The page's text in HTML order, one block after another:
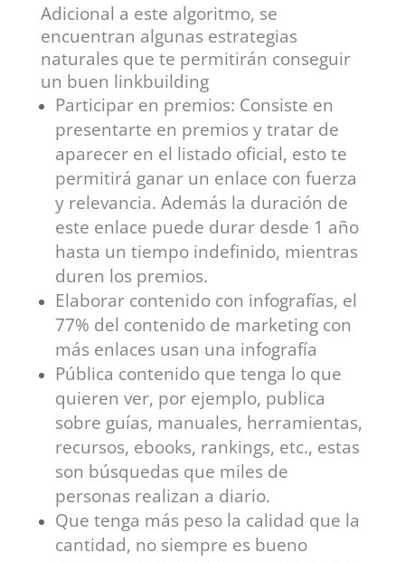
Adicional a este algoritmo, se
encuentran algunas estrategias
naturales que te permitirán conseguir
un buen linkbuilding
Participar en premios: Consiste en
presentarte en premios y tratar de
aparecer en el listado oficial, esto te
permitirá ganar un enlace con fuerza
y relevancia. Además la duración de
este enlace puede durar desde 1 año
hasta un tiempo indefinido, mientras
duren los premios.
Elaborar contenido con infografías, el
77% del contenido de marketing con
más enlaces usan una infografía
Pública contenido que tenga lo que
quieren ver, por ejemplo, publica
sobre guías, manuales, herramientas,
recursos, ebooks, rankings, etc., estas
son búsquedas que miles de
personas realizan a diario.
Que tenga más peso la calidad que la
cantidad, no siempre es bueno